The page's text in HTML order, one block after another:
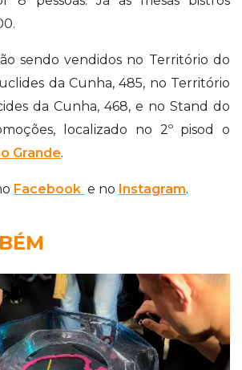
sendo vendidos no Território do
da Cunha, 485, no Território
da Cunha, 468, e no Stand do
localizado no 2º pisod o
Grande.
Facebook e no Instagram.